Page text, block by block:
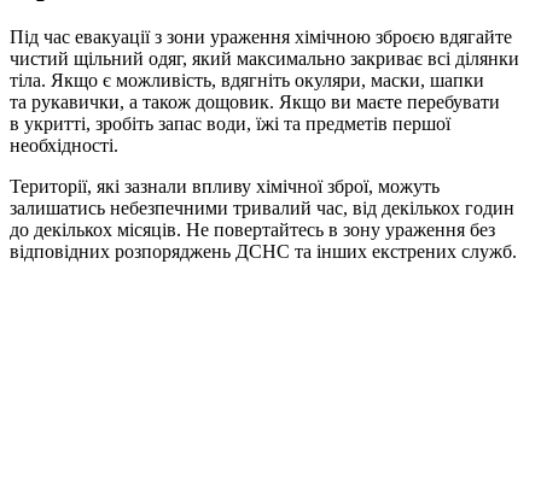
Під час евакуації з зони ураження хімічною зброєю вдягайте
чистий щільний одяг, який максимально закриває всі ділянки
тіла. Якщо є можливість, вдягніть окуляри, маски, шапки
та рукавички, а також дощовик. Якщо ви маєте перебувати
в укритті, зробіть запас води, їжі та предметів першої
необхідності.
Території, які зазнали впливу хімічної зброї, можуть
залишатись небезпечними тривалий час, від декількох годин
до декількох місяців. Не повертайтесь в зону ураження без
відповідних розпоряджень ДСНС та інших екстрених служб.